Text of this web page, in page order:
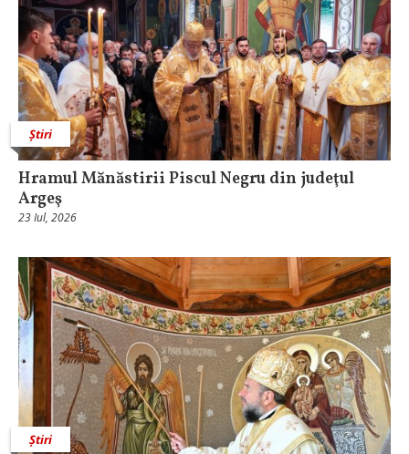
Știri
Hramul Mănăstirii Piscul Negru din judeţul
Argeş
23 Iul, 2026
Știri